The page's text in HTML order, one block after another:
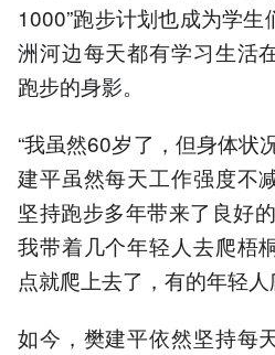
1000”跑步计划也成为学
洲河边每天都有学习生活
跑步的身影。
“我虽然60岁了，但身体状
建平虽然每天工作强度不
坚持跑步多年带来了良好
我带着几个年轻人去爬梧
点就爬上去了，有的年轻
如今，樊建平依然坚持每